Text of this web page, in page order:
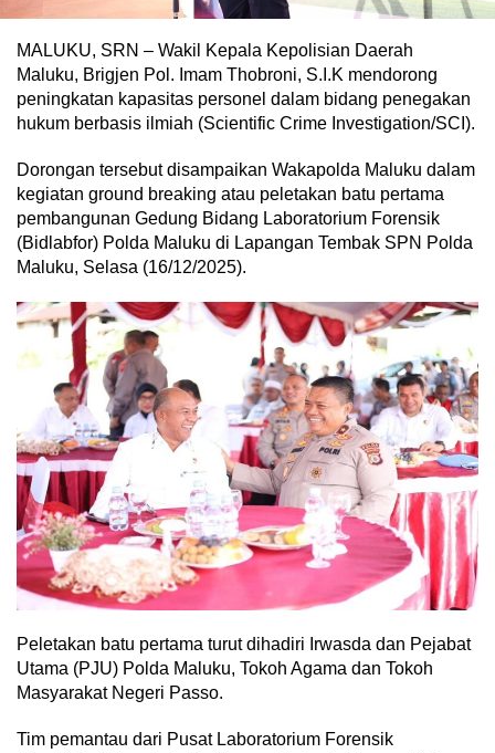
MALUKU, SRN – Wakil Kepala Kepolisian Daerah
Maluku, Brigjen Pol. Imam Thobroni, S.I.K mendorong
peningkatan kapasitas personel dalam bidang penegakan
hukum berbasis ilmiah (Scientific Crime Investigation/SCI).
Dorongan tersebut disampaikan Wakapolda Maluku dalam
kegiatan ground breaking atau peletakan batu pertama
pembangunan Gedung Bidang Laboratorium Forensik
(Bidlabfor) Polda Maluku di Lapangan Tembak SPN Polda
Maluku, Selasa (16/12/2025).
Peletakan batu pertama turut dihadiri Irwasda dan Pejabat
Utama (PJU) Polda Maluku, Tokoh Agama dan Tokoh
Masyarakat Negeri Passo.
Tim pemantau dari Pusat Laboratorium Forensik